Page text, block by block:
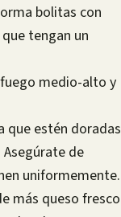
bolitas con
tengan un
fuego medio-alto y
que estén doradas
de
uniformemente.
más queso fresco